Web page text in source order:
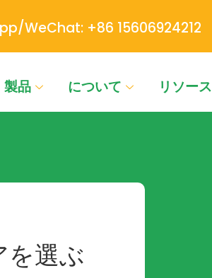
WeChat: +86 15606924212
製品 について リソース
を選ぶ